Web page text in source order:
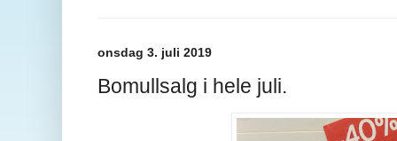
onsdag 3. juli 2019
Bomullsalg i hele juli.